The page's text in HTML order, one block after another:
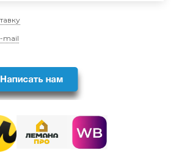
mail